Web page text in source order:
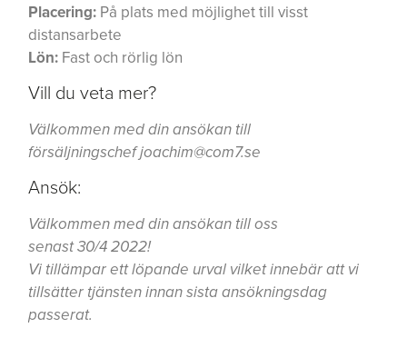
Placering: På plats med möjlighet till visst
distansarbete
Lön: Fast och rörlig lön
Vill du veta mer?
Välkommen med din ansökan till
försäljningschefjoachim@com7.se
Ansök:
Välkommen med din ansökan till oss
senast30/42022!
Vi tillämpar ett löpande urval vilket innebär att vi
tillsätter tjänsten innan sista ansökningsdag
passerat.